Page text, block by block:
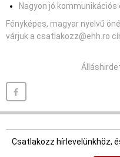
Nagyon jó
Fényképes, magyar nyelvű
várjuk a csatlakozz@ehh.ro
Csatlakozz hírlevelünkhöz,